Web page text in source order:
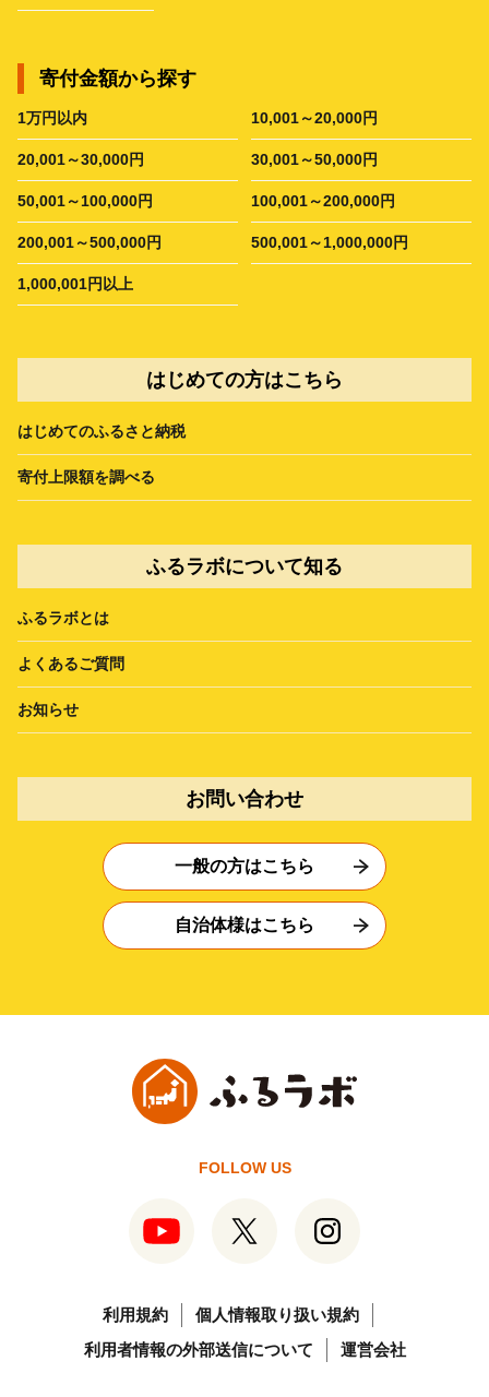
寄付金額から探す
1万円以内 10,001～20,000円
20,001～30,000円 30,001～50,000円
50,001～100,000円 100,001～200,000円
200,001～500,000円 500,001～1,000,000円
1,000,001円以上
はじめての方はこちら
はじめてのふるさと納税
寄付上限額を調べる
ふるラボについて知る
ふるラボとは
よくあるご質問
お知らせ
お問い合わせ
一般の方はこちら
自治体様はこちら
FOLLOW US
利用規約
個人情報取り扱い規約
利用者情報の外部送信について
運営会社